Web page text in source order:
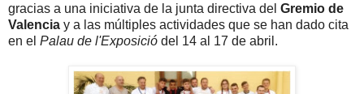
gracias a una iniciativa de la junta directiva del Gremio de
Valencia y a las múltiples actividades que se han dado cita
en el Palau de l'Exposició del 14 al 17 de abril.